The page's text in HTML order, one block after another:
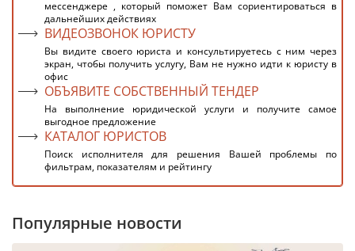
мессенджере , который поможет Вам сориентироваться в
дальнейших действиях
ВИДЕОЗВОНОК ЮРИСТУ
Вы видите своего юриста и консультируетесь с ним через
экран, чтобы получить услугу, Вам не нужно идти к юристу в
офис
ОБЪЯВИТЕ СОБСТВЕННЫЙ ТЕНДЕР
На выполнение юридической услуги и получите самое
выгодное предложение
КАТАЛОГ ЮРИСТОВ
Поиск исполнителя для решения Вашей проблемы по
фильтрам, показателям и рейтингу
Популярные новости